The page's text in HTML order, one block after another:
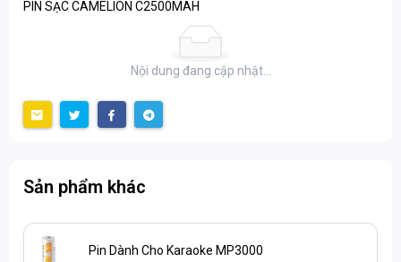
PIN SẠC CAMELION C2500MAH
Nội dung đang cập nhật...
Sản phẩm khác
Pin Dành Cho Karaoke MP3000